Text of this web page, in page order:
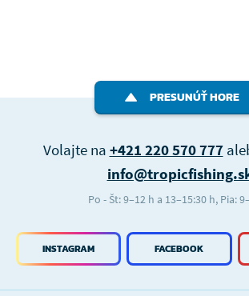
PRESUNÚŤ HORE
INSTAGRAM FACEBOOK
Volajte na +421 220 570 777
Po - Št: 9–12 h a 13–15:30 h, Pia: